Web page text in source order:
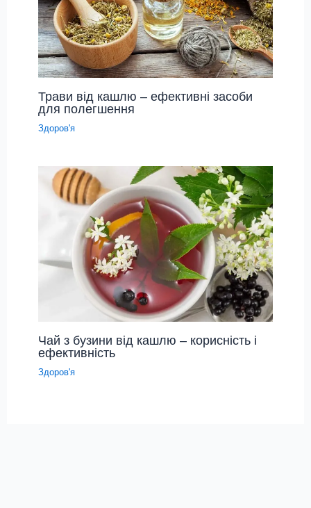
Трави від кашлю – ефективні засоби
для полегшення
Здоров'я
Чай з бузини від кашлю – корисність і
ефективність
Здоров'я